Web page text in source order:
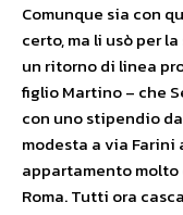
Comunque sia con
certo, ma li usò per
un ritorno di linea
figlio Martino – che
con uno stipendio
modesta a via
appartamento
Roma. Tutti ora